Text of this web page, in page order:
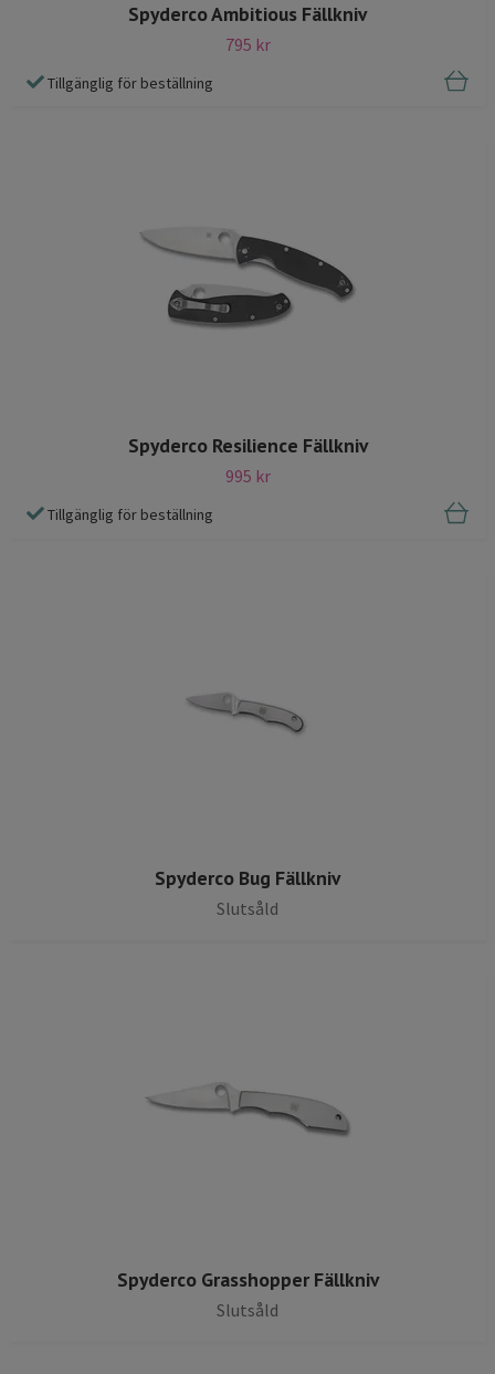
Spyderco Ambitious Fällkniv
795 kr
Tillgänglig för beställning
Spyderco Resilience Fällkniv
995 kr
Tillgänglig för beställning
Spyderco Bug Fällkniv
Slutsåld
Spyderco Grasshopper Fällkniv
Slutsåld